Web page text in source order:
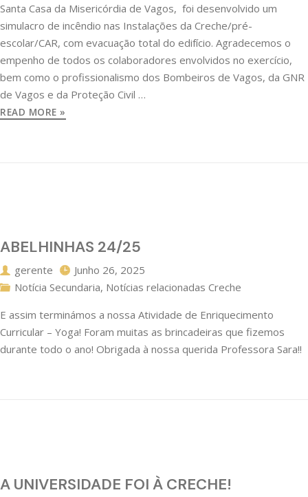
Santa Casa da Misericórdia de Vagos, foi desenvolvido um
simulacro de incêndio nas Instalações da Creche/pré-
escolar/CAR, com evacuação total do edifício. Agradecemos o
empenho de todos os colaboradores envolvidos no exercício,
bem como o profissionalismo dos Bombeiros de Vagos, da GNR
de Vagos e da Proteção Civil …
READ MORE »
ABELHINHAS 24/25
gerente
Junho 26, 2025
Notícia Secundaria, Notícias relacionadas Creche
E assim terminámos a nossa Atividade de Enriquecimento
Curricular – Yoga! Foram muitas as brincadeiras que fizemos
durante todo o ano! Obrigada à nossa querida Professora Sara!!
A UNIVERSIDADE FOI À CRECHE!